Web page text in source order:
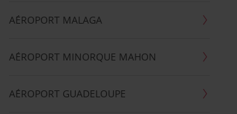
AÉROPORT MALAGA
AÉROPORT MINORQUE MAHON
AÉROPORT GUADELOUPE